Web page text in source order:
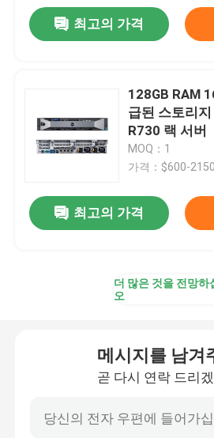
최고의 가격
128GB RAM
급된 스토리
R730 랙 서버
MOQ：1
가격：$600-
최고의 가격
더 많은 것을 전망하
오
메시지를 남겨
곧 다시 연락 드리